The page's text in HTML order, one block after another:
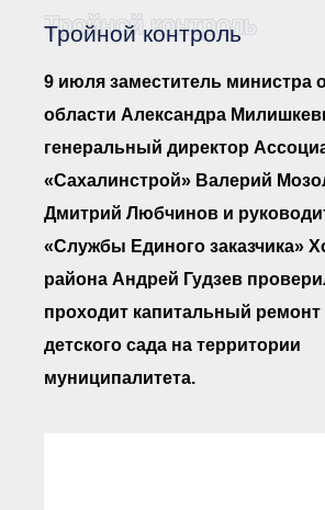
●
●
Реестры
●
Тройной контроль
Тройной контроль
9 июля заместитель министра
области Александра
генеральный директор
«Сахалинстрой» Валерий
Дмитрий Любчинов и
«Службы Единого заказчика»
района Андрей Гудзев
проходит капитальный ремонт
детского сада на территории
муниципалитета.